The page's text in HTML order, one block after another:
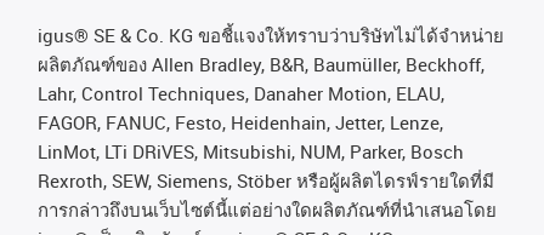
igus® SE & Co. KG ขอชี้แจงให้ทราบว่าบริษัทไม่ได้จําหน่าย
ผลิตภัณฑ์ของ Allen Bradley, B&R, Baumüller, Beckhoff,
Lahr, Control Techniques, Danaher Motion, ELAU,
FAGOR, FANUC, Festo, Heidenhain, Jetter, Lenze,
LinMot, LTi DRiVES, Mitsubishi, NUM, Parker, Bosch
Rexroth, SEW, Siemens, Stöber หรือผู้ผลิตไดรฟ์รายใดที่มี
การกล่าวถึงบนเว็บไซต์นี้แต่อย่างใดผลิตภัณฑ์ที่นําเสนอโดย